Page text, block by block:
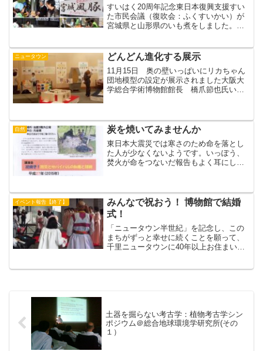
すいはく20周年記念東日本復興支援すい
た市民会議（復吹会：ふくすいかい）が
宮城県と山形県のいも煮をしました。と
東日本復興支援すいた市民会議は市内の
ボランティア団体の...
ニュータウン どんどん進化する展示
11月15日 奥の壁いっぱいにリカちゃん
団地模型の設定が展示されました大阪大
学総合学術博物館館長 橋爪節也氏いわ
自然 炭を焼いてみませんか
東日本大震災では寒さのため命を落とし
た人が少なくないようです。いっぽう、
焚火が命をつないだ報告もよく耳にしま
生活に欠かせませんでした。「むかしの
くらし」をおもいうかべて...
イベント報告【終了】
みんなで祝おう！ 博物館で結婚
式！
「ニュータウン半世紀」を記念し、この
まちがずっと幸せに続くことを願って、
千里ニュータウンに40年以上お住まいの
土器を掘らない考古学：植物考古学シン
ポジウム＠総合地球環境学研究所(その
１）